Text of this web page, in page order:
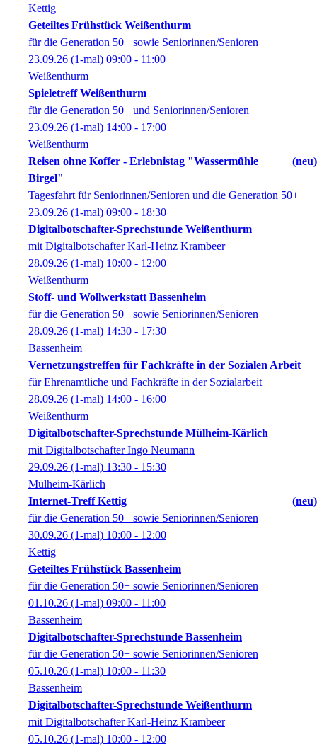
Kettig
Geteiltes Frühstück Weißenthurm
für die Generation 50+ sowie Seniorinnen/Senioren
23.09.26 (1-mal) 09:00 - 11:00
Weißenthurm
Spieletreff Weißenthurm
für die Generation 50+ und Seniorinnen/Senioren
23.09.26 (1-mal) 14:00 - 17:00
Weißenthurm
Reisen ohne Koffer - Erlebnistag "Wassermühle
Birgel"
neu
Tagesfahrt für Seniorinnen/Senioren und die Generation 50+
23.09.26 (1-mal) 09:00 - 18:30
Digitalbotschafter-Sprechstunde Weißenthurm
mit Digitalbotschafter Karl-Heinz Krambeer
28.09.26 (1-mal) 10:00 - 12:00
Weißenthurm
Stoff- und Wollwerkstatt Bassenheim
für die Generation 50+ sowie Seniorinnen/Senioren
28.09.26 (1-mal) 14:30 - 17:30
Bassenheim
Vernetzungstreffen für Fachkräfte in der Sozialen Arbeit
für Ehrenamtliche und Fachkräfte in der Sozialarbeit
28.09.26 (1-mal) 14:00 - 16:00
Weißenthurm
Digitalbotschafter-Sprechstunde Mülheim-Kärlich
mit Digitalbotschafter Ingo Neumann
29.09.26 (1-mal) 13:30 - 15:30
Mülheim-Kärlich
Internet-Treff Kettig
neu
für die Generation 50+ sowie Seniorinnen/Senioren
30.09.26 (1-mal) 10:00 - 12:00
Kettig
Geteiltes Frühstück Bassenheim
für die Generation 50+ sowie Seniorinnen/Senioren
01.10.26 (1-mal) 09:00 - 11:00
Bassenheim
Digitalbotschafter-Sprechstunde Bassenheim
für die Generation 50+ sowie Seniorinnen/Senioren
05.10.26 (1-mal) 10:00 - 11:30
Bassenheim
Digitalbotschafter-Sprechstunde Weißenthurm
mit Digitalbotschafter Karl-Heinz Krambeer
05.10.26 (1-mal) 10:00 - 12:00